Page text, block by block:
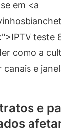
em <a
teste
como a
e
e